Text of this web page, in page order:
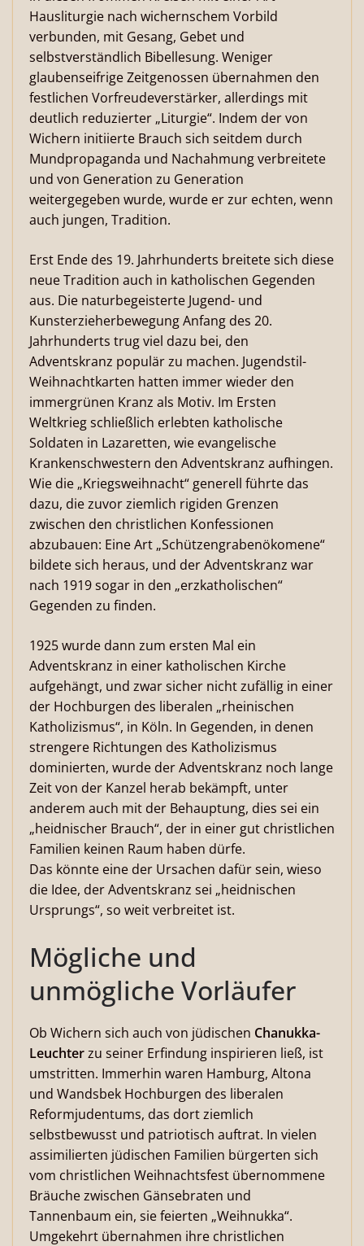
Hausliturgie nach wichernschem Vorbild
verbunden, mit Gesang, Gebet und
selbstverständlich Bibellesung. Weniger
glaubenseifrige Zeitgenossen übernahmen den
festlichen Vorfreudeverstärker, allerdings mit
deutlich reduzierter „Liturgie“. Indem der von
Wichern initiierte Brauch sich seitdem durch
Mundpropaganda und Nachahmung verbreitete
und von Generation zu Generation
weitergegeben wurde, wurde er zur echten, wenn
auch jungen, Tradition.
Erst Ende des 19. Jahrhunderts breitete sich diese
neue Tradition auch in katholischen Gegenden
aus. Die naturbegeisterte Jugend- und
Kunsterzieherbewegung Anfang des 20.
Jahrhunderts trug viel dazu bei, den
Adventskranz populär zu machen. Jugendstil-
Weihnachtkarten hatten immer wieder den
immergrünen Kranz als Motiv. Im Ersten
Weltkrieg schließlich erlebten katholische
Soldaten in Lazaretten, wie evangelische
Krankenschwestern den Adventskranz aufhingen.
Wie die „Kriegsweihnacht“ generell führte das
dazu, die zuvor ziemlich rigiden Grenzen
zwischen den christlichen Konfessionen
abzubauen: Eine Art „Schützengrabenökomene“
bildete sich heraus, und der Adventskranz war
nach 1919 sogar in den „erzkatholischen“
Gegenden zu finden.
1925 wurde dann zum ersten Mal ein
Adventskranz in einer katholischen Kirche
aufgehängt, und zwar sicher nicht zufällig in einer
der Hochburgen des liberalen „rheinischen
Katholizismus“, in Köln. In Gegenden, in denen
strengere Richtungen des Katholizismus
dominierten, wurde der Adventskranz noch lange
Zeit von der Kanzel herab bekämpft, unter
anderem auch mit der Behauptung, dies sei ein
„heidnischer Brauch“, der in einer gut christlichen
Familien keinen Raum haben dürfe.
Das könnte eine der Ursachen dafür sein, wieso
die Idee, der Adventskranz sei „heidnischen
Ursprungs“, so weit verbreitet ist.
Mögliche und
unmögliche Vorläufer
Ob Wichern sich auch von jüdischen Chanukka-
Leuchterzu seiner Erfindung inspirieren ließ, ist
umstritten. Immerhin waren Hamburg, Altona
und Wandsbek Hochburgen des liberalen
Reformjudentums, das dort ziemlich
selbstbewusst und patriotisch auftrat. In vielen
assimilierten jüdischen Familien bürgerten sich
vom christlichen Weihnachtsfest übernommene
Bräuche zwischen Gänsebraten und
Tannenbaum ein, sie feierten „Weihnukka“.
Umgekehrt übernahmen ihre christlichen